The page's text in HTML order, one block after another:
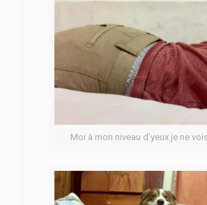
Moi à mon niveau d’yeux je ne